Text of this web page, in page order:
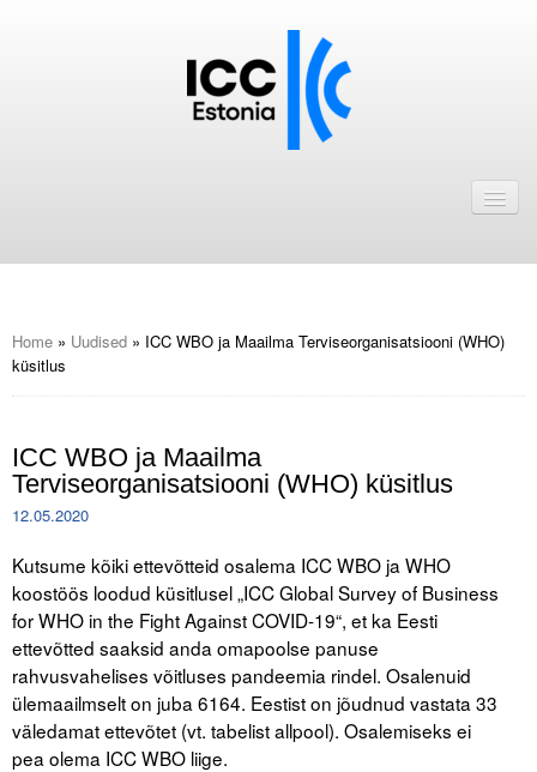
ICC Eesti liikmebaas
Kalender
Tegevused
Publikatsioonid
Arvamus
Viidad
Home » Uudised » ICC WBO ja Maailma Terviseorganisatsiooni (WHO)
küsitlus
ICC WBO ja Maailma
Terviseorganisatsiooni (WHO) küsitlus
12.05.2020
Kutsume kõiki ettevõtteid osalema ICC WBO ja WHO
koostöös loodud küsitlusel „ICC Global Survey of Business
for WHO in the Fight Against COVID-19“, et ka Eesti
ettevõtted saaksid anda omapoolse panuse
rahvusvahelises võitluses pandeemia rindel. Osalenuid
ülemaailmselt on juba 6164. Eestist on jõudnud vastata 33
väledamat ettevõtet (vt. tabelist allpool). Osalemiseks ei
pea olema ICC WBO liige.